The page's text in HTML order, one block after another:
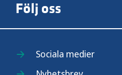
Följ oss
Sociala medier